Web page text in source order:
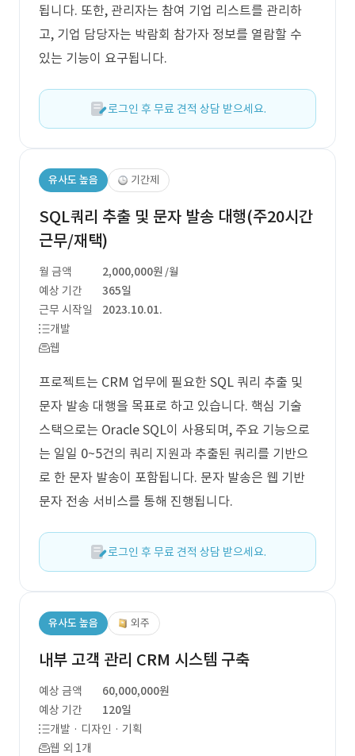
됩니다. 또한, 관리자는 참여 기업 리스트를 관리하
고, 기업 담당자는 박람회 참가자 정보를 열람할 수
있는 기능이 요구됩니다.
로그인 후 무료 견적 상담 받으세요.
유사도 높음 기간제
SQL쿼리 추출 및 문자 발송 대행(주20시간
근무/재택)
월 금액 2,000,000원 /월
예상 기간
365일
근무 시작일
2023.10.01.
개발
웹
프로젝트는 CRM 업무에 필요한 SQL 쿼리 추출 및
문자 발송 대행을 목표로 하고 있습니다. 핵심 기술
스택으로는 Oracle SQL이 사용되며, 주요 기능으로
는 일일 0~5건의 쿼리 지원과 추출된 쿼리를 기반으
로 한 문자 발송이 포함됩니다. 문자 발송은 웹 기반
문자 전송 서비스를 통해 진행됩니다.
로그인 후 무료 견적 상담 받으세요.
유사도 높음 외주
내부 고객 관리 CRM 시스템 구축
예상 금액
60,000,000원
예상 기간
120일
개발 · 디자인 · 기획
웹 외 1개